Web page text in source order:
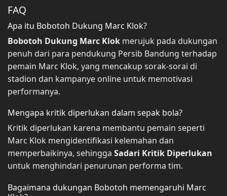
FAQ
Apa itu Bobotoh Dukung Marc Klok?
Bobotoh Dukung Marc Klok merujuk pada dukungan
penuh dari para pendukung Persib Bandung terhadap
pemain Marc Klok, yang mencakup sorak-sorai di
stadion dan kampanye online untuk memotivasi
performanya.
Mengapa kritik diperlukan dalam sepak bola?
Kritik diperlukan karena membantu pemain seperti
Marc Klok mengidentifikasi kelemahan dan
memperbaikinya, sehingga Sadari Kritik Diperlukan
untuk menghindari penurunan performa tim.
Bagaimana dukungan Bobotoh memengaruhi Marc